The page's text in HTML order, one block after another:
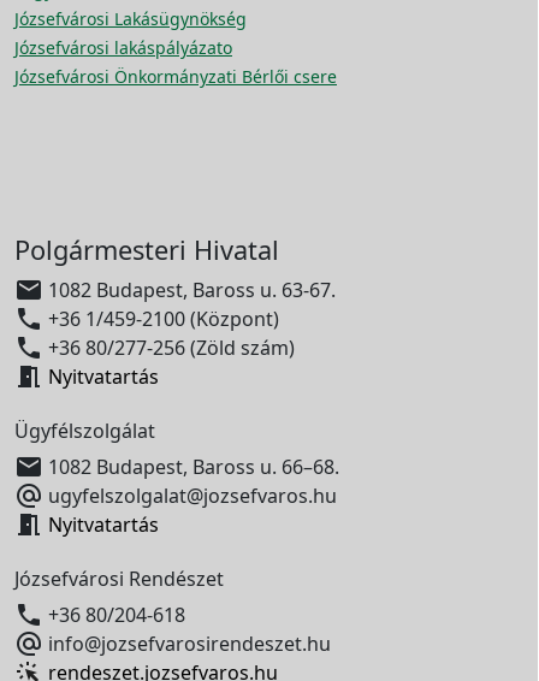
Józsefvárosi Lakásügynökség
Józsefvárosi lakáspályázato
Józsefvárosi Önkormányzati Bérlői csere
Polgármesteri Hivatal
 1082 Budapest, Baross u. 63-67.
 +36 1/459-2100 (Központ)
 +36 80/277-256 (Zöld szám)
 Nyitvatartás
Ügyfélszolgálat
 1082 Budapest, Baross u. 66–68.
 ugyfelszolgalat@jozsefvaros.hu
 Nyitvatartás
Józsefvárosi Rendészet
 +36 80/204-618
 info@jozsefvarosirendeszet.hu
rendeszet.jozsefvaros.hu